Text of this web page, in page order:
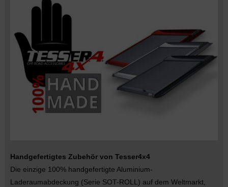
Handgefertigtes Zubehör von Tesser4x4
Die einzige 100% handgefertigte Aluminium-
Laderaumabdeckung (Serie SOT-ROLL) auf dem Weltmarkt,